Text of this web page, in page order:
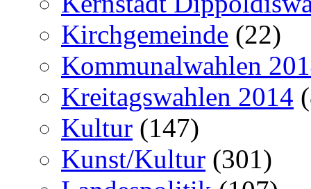
Kirchgemeinde (22)
Kommunalwahlen
Kreitagswahlen 2014
Kultur (147)
Kunst/Kultur (301)